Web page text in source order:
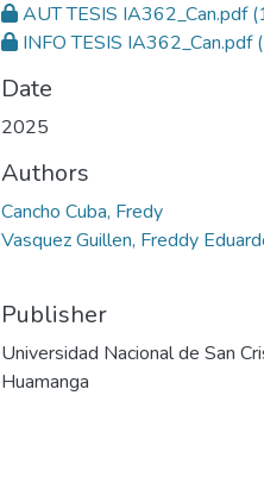
AUT TESIS IA362_Can.pdf
INFO TESIS IA362_Can.pdf
Date
2025
Authors
Cancho Cuba, Fredy
Vasquez Guillen, Freddy
Publisher
Universidad Nacional de San
Huamanga